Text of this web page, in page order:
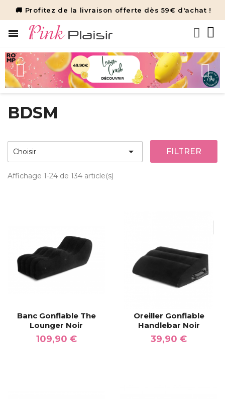
🚚 Profitez de la livraison offerte dès 59€ d'achat !
BDSM
Choisir  FILTRER
Affichage 1-24 de 134 article(s)
Banc Gonflable The
Lounger Noir
109,90 €
Oreiller Gonflable
Handlebar Noir
39,90 €